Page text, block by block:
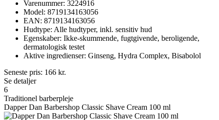
Varenummer: 3224916
Model: 8719134163056
EAN: 8719134163056
Hudtype: Alle hudtyper, inkl. sensitiv hud
Egenskaber: Ikke-skummende, fugtgivende, beroligende,
dermatologisk testet
Aktive ingredienser: Ginseng, Hydra Complex, Bisabolol
Seneste pris: 166 kr.
Se detaljer
6
Traditionel barberpleje
Dapper Dan Barbershop Classic Shave Cream 100 ml